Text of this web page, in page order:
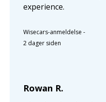
experience.
Wisecars-anmeldelse -
2 dager siden
Rowan R.